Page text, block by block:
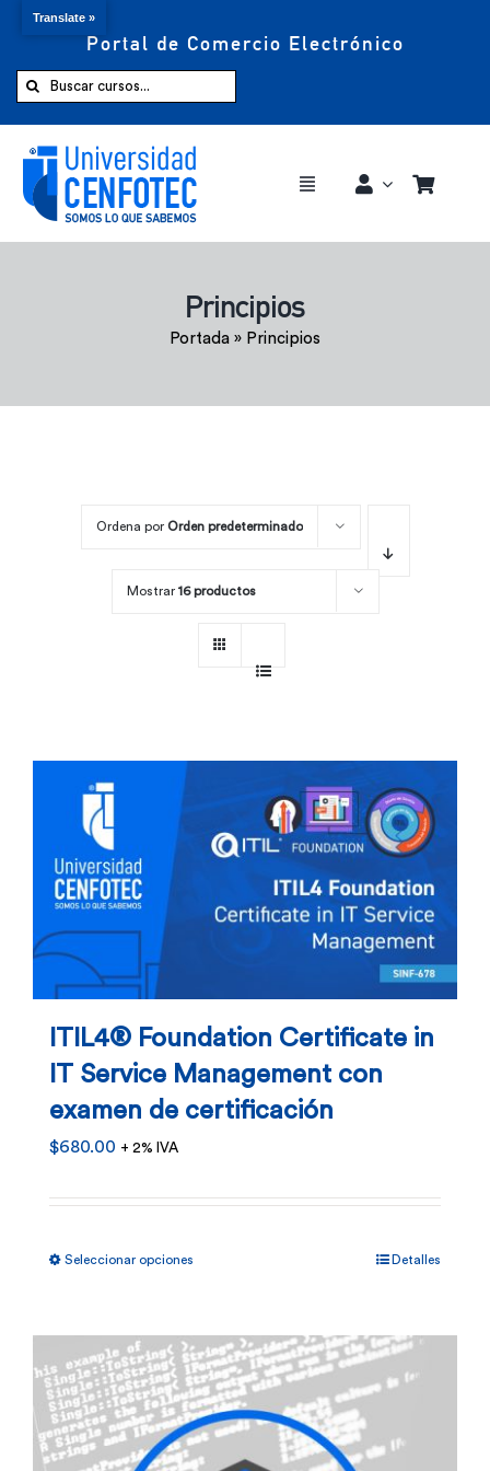
Portal de Comercio Electrónico
Buscar:
Toggle
Comprar ahora
Principios
Portada » Principios
Ordena por Orden predeterminado
Mostrar 16 productos
ITIL4® Foundation Certificate in
IT Service Management con
examen de certificación
$680.00 + 2% IVA
Seleccionar opciones
múltiples
variantes.
Las
opciones
Detalles
Translate »